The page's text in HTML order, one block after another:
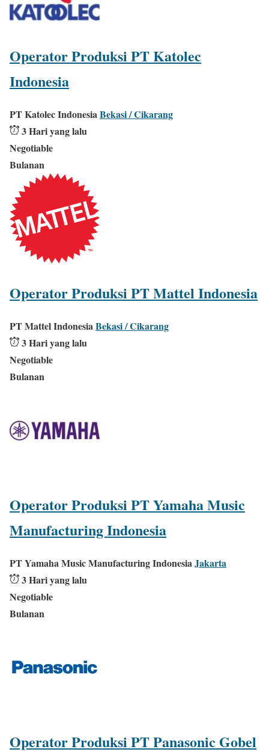
Operator Produksi PT Katolec
Indonesia
PT Katolec IndonesiaBekasi / Cikarang
3 Hari yang lalu
Negotiable
Bulanan
Operator Produksi PT Mattel Indonesia
PT Mattel IndonesiaBekasi / Cikarang
3 Hari yang lalu
Negotiable
Bulanan
Operator Produksi PT Yamaha Music
Manufacturing Indonesia
PT Yamaha Music Manufacturing IndonesiaJakarta
3 Hari yang lalu
Negotiable
Bulanan
Operator Produksi PT Panasonic Gobel